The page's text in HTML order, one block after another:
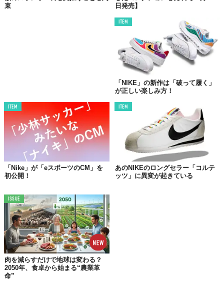
束
日発売】
ITEM
「NIKE」の新作は「破って履く」
が正しい楽しみ方！
ITEM
「Nike」が「eスポーツのCM」を
初公開！
ITEM
あのNIKEのロングセラー「コルテ
ッツ」に異変が起きている
ISSUE
肉を減らすだけで地球は変わる？
2050年、食卓から始まる“農業革
命”